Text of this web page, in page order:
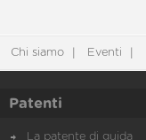
Chi siamo Eventi
Patenti
La patente di guida